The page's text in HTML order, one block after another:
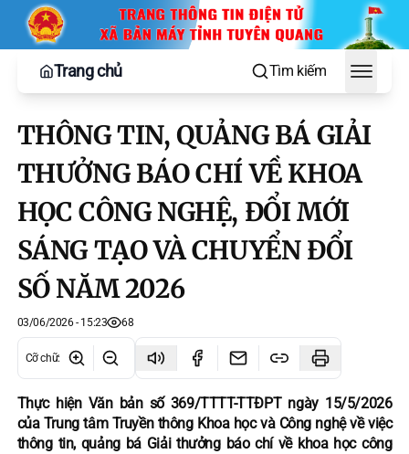
Trang chủ Tìm kiếm
Toggle
THÔNG TIN, QUẢNG BÁ GIẢI
THƯỞNG BÁO CHÍ VỀ KHOA
HỌC CÔNG NGHỆ, ĐỔI MỚI
SÁNG TẠO VÀ CHUYỂN ĐỔI
SỐ NĂM 2026
03/06/2026 - 15:23 68
Cỡ chữ:
Thực hiện Văn bản số 369/TTTT-TTĐPT ngày 15/5/2026
của Trung tâm Truyền thông Khoa học và Công nghệ về việc
thông tin, quảng bá Giải thưởng báo chí về khoa học công